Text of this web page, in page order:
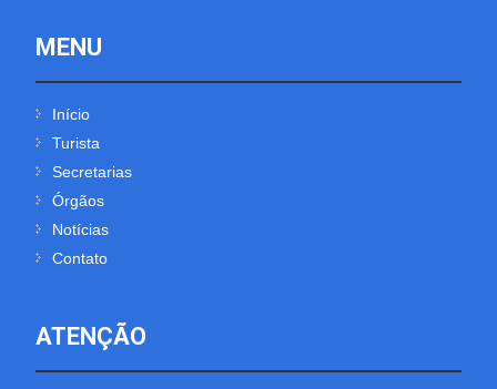
MENU
Início
Turista
Secretarias
Órgãos
Notícias
Contato
ATENÇÃO